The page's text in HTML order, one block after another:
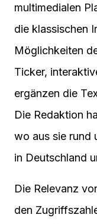
multimedialen
die klassischen
Möglichkeiten
Ticker,
ergänzen die
Die Redaktion
wo aus sie rund
in Deutschland
Die Relevanz
den